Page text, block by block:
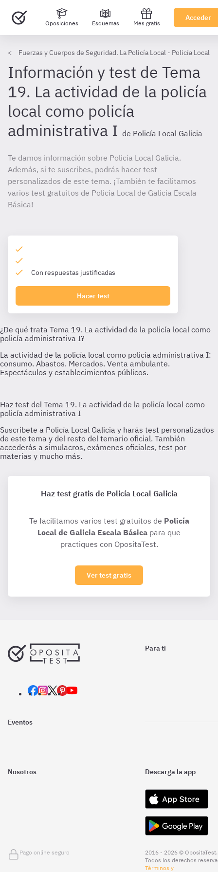
Oposiciones Esquemas Mes gratis
Acceder
Fuerzas y Cuerpos de Seguridad. La Policía Local - Policía Local
Información y test de Tema
19. La actividad de la policía
local como policía
administrativa I de Policía Local Galicia
Te damos información sobre Policía Local Galicia.
Además, si te suscribes, podrás hacer test
personalizados de este tema. ¡También te facilitamos
varios test gratuitos de Policía Local de Galicia Escala
Básica!
Con respuestas justificadas
Hacer test
Haz test gratis de Policía Local Galicia
Te facilitamos varios test gratuitos de Policía
Local de Galicia Escala Básica para que
practiques con OpositaTest.
Ver test gratis
Para ti
Eventos
Nosotros Descarga la app
Pago online seguro
2016 - 2026 © OpositaTest.
Todos los derechos
Términos y